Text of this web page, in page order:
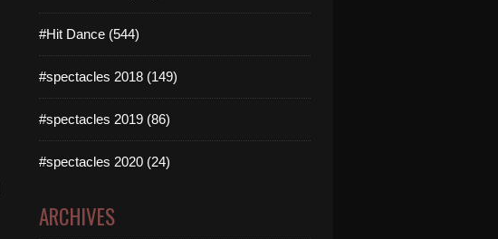
#Hit Dance (544)
#spectacles 2018 (149)
#spectacles 2019 (86)
#spectacles 2020 (24)
ARCHIVES